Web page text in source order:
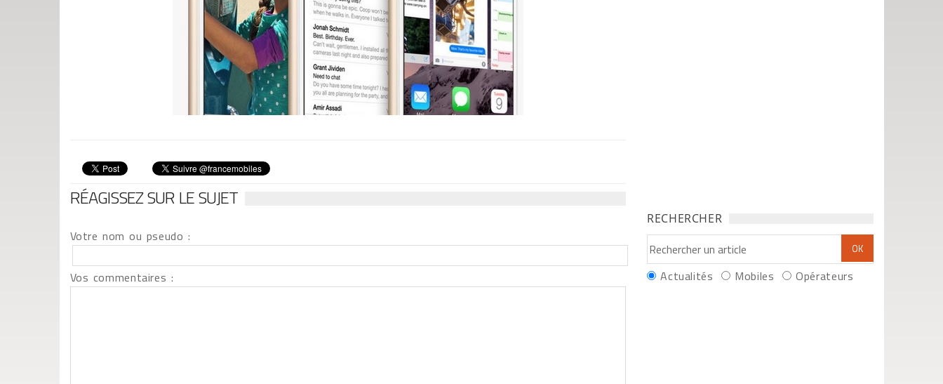
RÉAGISSEZ SUR LE SUJET
Votre nom ou pseudo :
Vos commentaires :
RECHERCHER
Actualités Mobiles Opérateurs